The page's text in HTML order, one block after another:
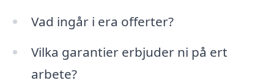
Vad ingår i era offerter?
Vilka garantier erbjuder ni på ert
arbete?